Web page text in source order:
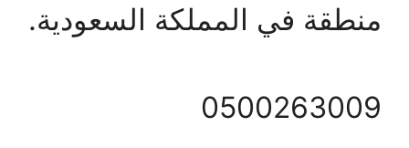
منطقة في المملكة السعودية.
0500263009